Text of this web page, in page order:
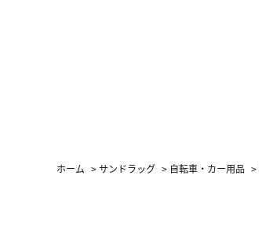
ホーム >サンドラッグ > 自転車・カー用品 >